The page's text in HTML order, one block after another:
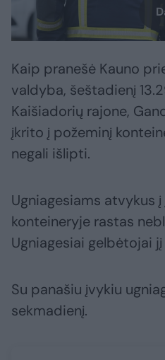
Kaip pranešė Kauno
valdyba, šeštadienį
Kaišiadorių rajone,
įkrito į požeminį
negali išlipti.
Ugniagesiams atvykus
konteineryje rastas
Ugniagesiai gelbėtojai jį
Su panašiu įvykiu
sekmadienį.